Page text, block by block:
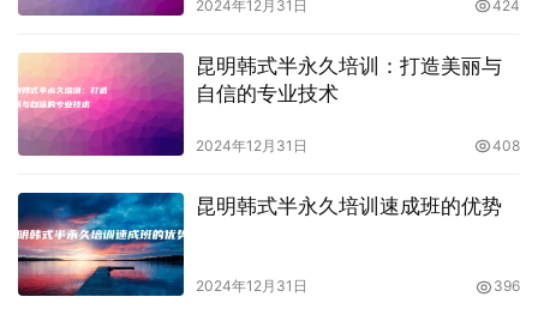
2024年12月31日 424
昆明韩式半永久培训：打造美丽与
自信的专业技术
2024年12月31日 408
昆明韩式半永久培训速成班的优势
2024年12月31日 396